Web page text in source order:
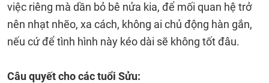
việc riêng mà dần bỏ bê nửa kia, để mối quan hệ trở
nên nhạt nhẽo, xa cách, không ai chủ động hàn gắn,
nếu cứ để tình hình này kéo dài sẽ không tốt đâu.
Câu quyết cho các tuổi Sửu: